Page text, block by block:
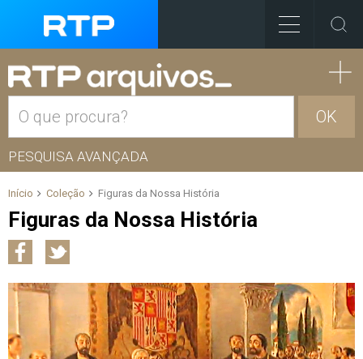
OK
PESQUISA AVANÇADA
Início Coleção Figuras da Nossa História
Figuras da Nossa História